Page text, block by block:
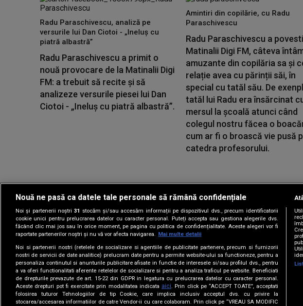
Radu Paraschivescu, analiză pe
versurile lui Dan Ciotoi - „Ineluș cu
piatră albastră”
Radu Paraschivescu a primit o
nouă provocare de la Matinalii Digi
FM: a trebuit să recite și să
analizeze versurile piesei lui Dan
Ciotoi - „Ineluș cu piatră albastră”.
Amintiri din copilărie, cu Radu
Paraschivescu
Radu Paraschivescu a
Matinalii Digi FM, câteva
amuzante din copilăria sa și
relație avea cu părinții săi, în
special cu tatăl său. De
tatăl lui Radu era însărcinat
mersul la școală atunci când
colegul nostru făcea o
cum ar fi o broască vie pusă
catedra profesorului.
Copyright
Gestionați preferințele|Termeni și condiții |
Nouă ne pasă ca datele tale personale să rămână confidențiale
Noi și partenerii noștri31 stocăm și/sau accesăm informații pe dispozitivul dvs., precum identificatorii
cookie unici pentru prelucrarea datelor cu caracter personal. Puteți accepta sau gestiona alegerile dvs.
făcând clic mai jos sau în orice moment, pe pagina cu politica de confidențialitate. Aceste alegeri vor fi
raportate partenerilor noștri și nu vă vor afecta navigarea. Mai multe detalii
Noi si partenerii nostri (retelele de socializare si agentiile de publicitate partenere, precum si furnizorii
nostri de servicii de date analitice) prelucram date pentru a permite website-ului sa functioneze, pentru a
personaliza continutul si anunturile publicitare afisate in functie de interesele si/sau profilul dvs., pentru
a va oferi functionalitati aferente retelelor de socializare si pentru a analiza traficul pe website. Beneficiati
de drepturile prevazute de art. 15-22 din GDPR in legatura cu prelucrarea datelor cu caracter personal.
Aceste drepturi pot fi exercitate prin modalitatea indicata aici. Prin click pe “ACCEPT TOATE”, acceptati
folosirea tuturor Tehnologiilor de tip Cookie, care implica inclusiv acceptul dvs. cu privire la
stocarea/accesarea informatiilor de catre Vendor-ii cu care colaboram. Prin click pe “VREAU SA MODIFIC